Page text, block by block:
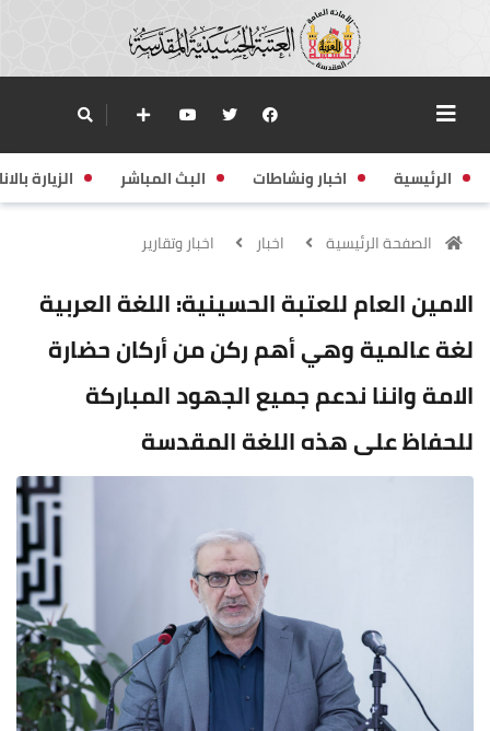
الرئيسية اخبار ونشاطات البث المباشر الزيارة
الصفحة الرئيسية اخبار اخبار وتقارير
الامين العام للعتبة الحسينية: اللغة العربية
لغة عالمية وهي أهم ركن من أركان حضارة
الامة واننا ندعم جميع الجهود المباركة
للحفاظ على هذه اللغة المقدسة